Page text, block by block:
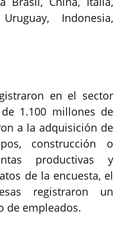
Indonesia,
en el sector
1.100 millones de
a la adquisición de
construcción o
productivas y
de la encuesta, el
registraron un
de empleados.